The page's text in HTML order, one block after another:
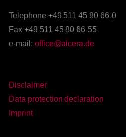
Telephone +49 511 45 80 66-0
Fax +49 511 45 80 66-55
e-mail: office@alcera.de
Disclaimer
Data protection declaration
Imprint